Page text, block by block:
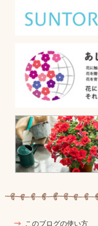
このブログの使い方